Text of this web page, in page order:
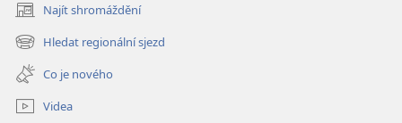
Najít shromáždění
(otevřeno
nové
okno)
Hledat regionální sjezd
(otevřeno
nové
okno)
Co je nového
Videa